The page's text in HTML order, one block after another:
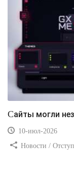
Сайты могли
10-июл-2026
Новости /